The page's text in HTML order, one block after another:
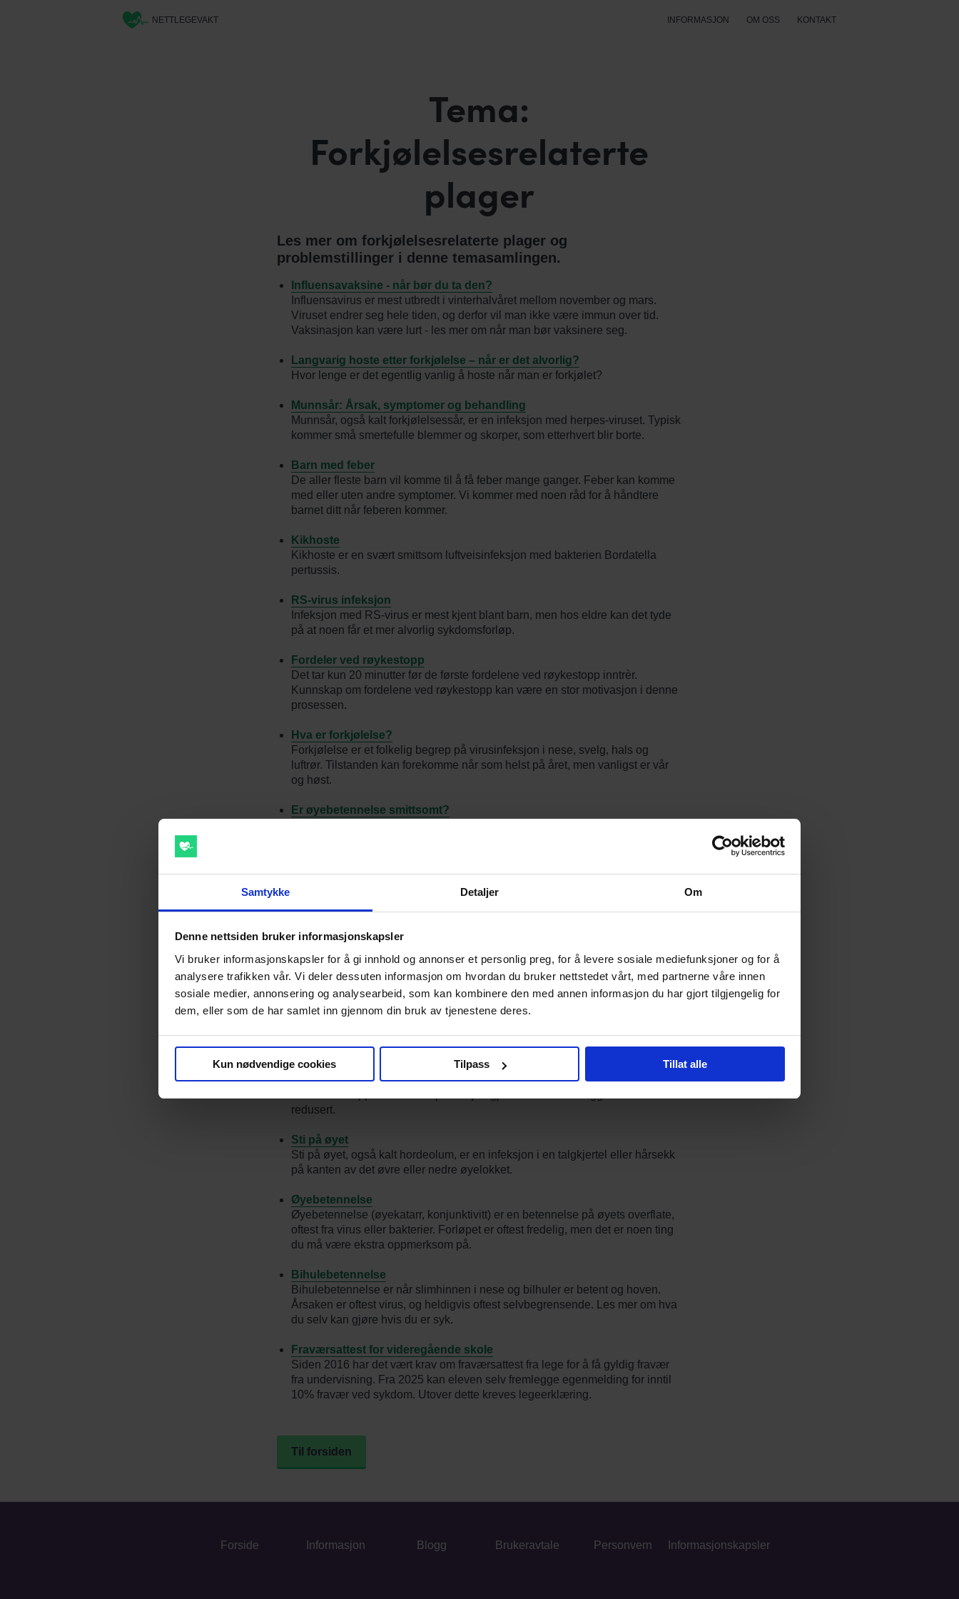
Samtykke Detaljer Om
Denne nettsiden bruker informasjonskapsler
Vi bruker informasjonskapsler for å gi innhold og annonser et personlig preg, for å levere sosiale mediefunksjoner og for å
analysere trafikken vår. Vi deler dessuten informasjon om hvordan du bruker nettstedet vårt, med partnerne våre innen
sosiale medier, annonsering og analysearbeid, som kan kombinere den med annen informasjon du har gjort tilgjengelig for
dem, eller som de har samlet inn gjennom din bruk av tjenestene deres.
Kun nødvendige cookies Tilpass Tillat alle
NETTLEGEVAKT INFORMASJON OM OSS KONTAKT
Tema:
Forkjølelsesrelaterte
plager
Les mer om forkjølelsesrelaterte plager og
problemstillinger i denne temasamlingen.
Influensavaksine - når bør du ta den?
Influensavirus er mest utbredt i vinterhalvåret mellom november og mars.
Viruset endrer seg hele tiden, og derfor vil man ikke være immun over tid.
Vaksinasjon kan være lurt - les mer om når man bør vaksinere seg.
Langvarig hoste etter forkjølelse – når er det alvorlig?
Hvor lenge er det egentlig vanlig å hoste når man er forkjølet?
Munnsår: Årsak, symptomer og behandling
Munnsår, også kalt forkjølelsessår, er en infeksjon med herpes-viruset. Typisk
kommer små smertefulle blemmer og skorper, som etterhvert blir borte.
Barn med feber
De aller fleste barn vil komme til å få feber mange ganger. Feber kan komme
med eller uten andre symptomer. Vi kommer med noen råd for å håndtere
barnet ditt når feberen kommer.
Kikhoste
Kikhoste er en svært smittsom luftveisinfeksjon med bakterien Bordatella
pertussis.
RS-virus infeksjon
Infeksjon med RS-virus er mest kjent blant barn, men hos eldre kan det tyde
på at noen får et mer alvorlig sykdomsforløp.
Fordeler ved røykestopp
Det tar kun 20 minutter før de første fordelene ved røykestopp inntrèr.
Kunnskap om fordelene ved røykestopp kan være en stor motivasjon i denne
prosessen.
Hva er forkjølelse?
Forkjølelse er et folkelig begrep på virusinfeksjon i nese, svelg, hals og
luftrør. Tilstanden kan forekomme når som helst på året, men vanligst er vår
og høst.
Er øyebetennelse smittsomt?
problemet og hva som kan gjøres for å få det bedre!
Slik fungerer Nasonex
Nasonex er en nesespray som brukes når man har tett og rennende nese, for
eksempel ved forkjølelse, bihulebetennelse og allergi. Vi svarer på noen
vanlige spørsmål ved Nasonex.
Hva er Rinexin?
Rinexin er et legemiddel som blant annet virker inn på slimhinnene i nese og
bihuler for å skape mindre tetthet. Når nesespray ikke fungerer, kan dette
være et alternativ.
Nesetetthet
redusert.
Sti på øyet
Sti på øyet, også kalt hordeolum, er en infeksjon i en talgkjertel eller hårsekk
på kanten av det øvre eller nedre øyelokket.
Øyebetennelse
Øyebetennelse (øyekatarr, konjunktivitt) er en betennelse på øyets overflate,
oftest fra virus eller bakterier. Forløpet er oftest fredelig, men det er noen ting
du må være ekstra oppmerksom på.
Bihulebetennelse
Bihulebetennelse er når slimhinnen i nese og bilhuler er betent og hoven.
Årsaken er oftest virus, og heldigvis oftest selvbegrensende. Les mer om hva
du selv kan gjøre hvis du er syk.
Fraværsattest for videregående skole
Siden 2016 har det vært krav om fraværsattest fra lege for å få gyldig fravær
fra undervisning. Fra 2025 kan eleven selv fremlegge egenmelding for inntil
10% fravær ved sykdom. Utover dette kreves legeerklæring.
Til forsiden
Forside Informasjon Blogg Brukeravtale Personvern Informasjonskapsler